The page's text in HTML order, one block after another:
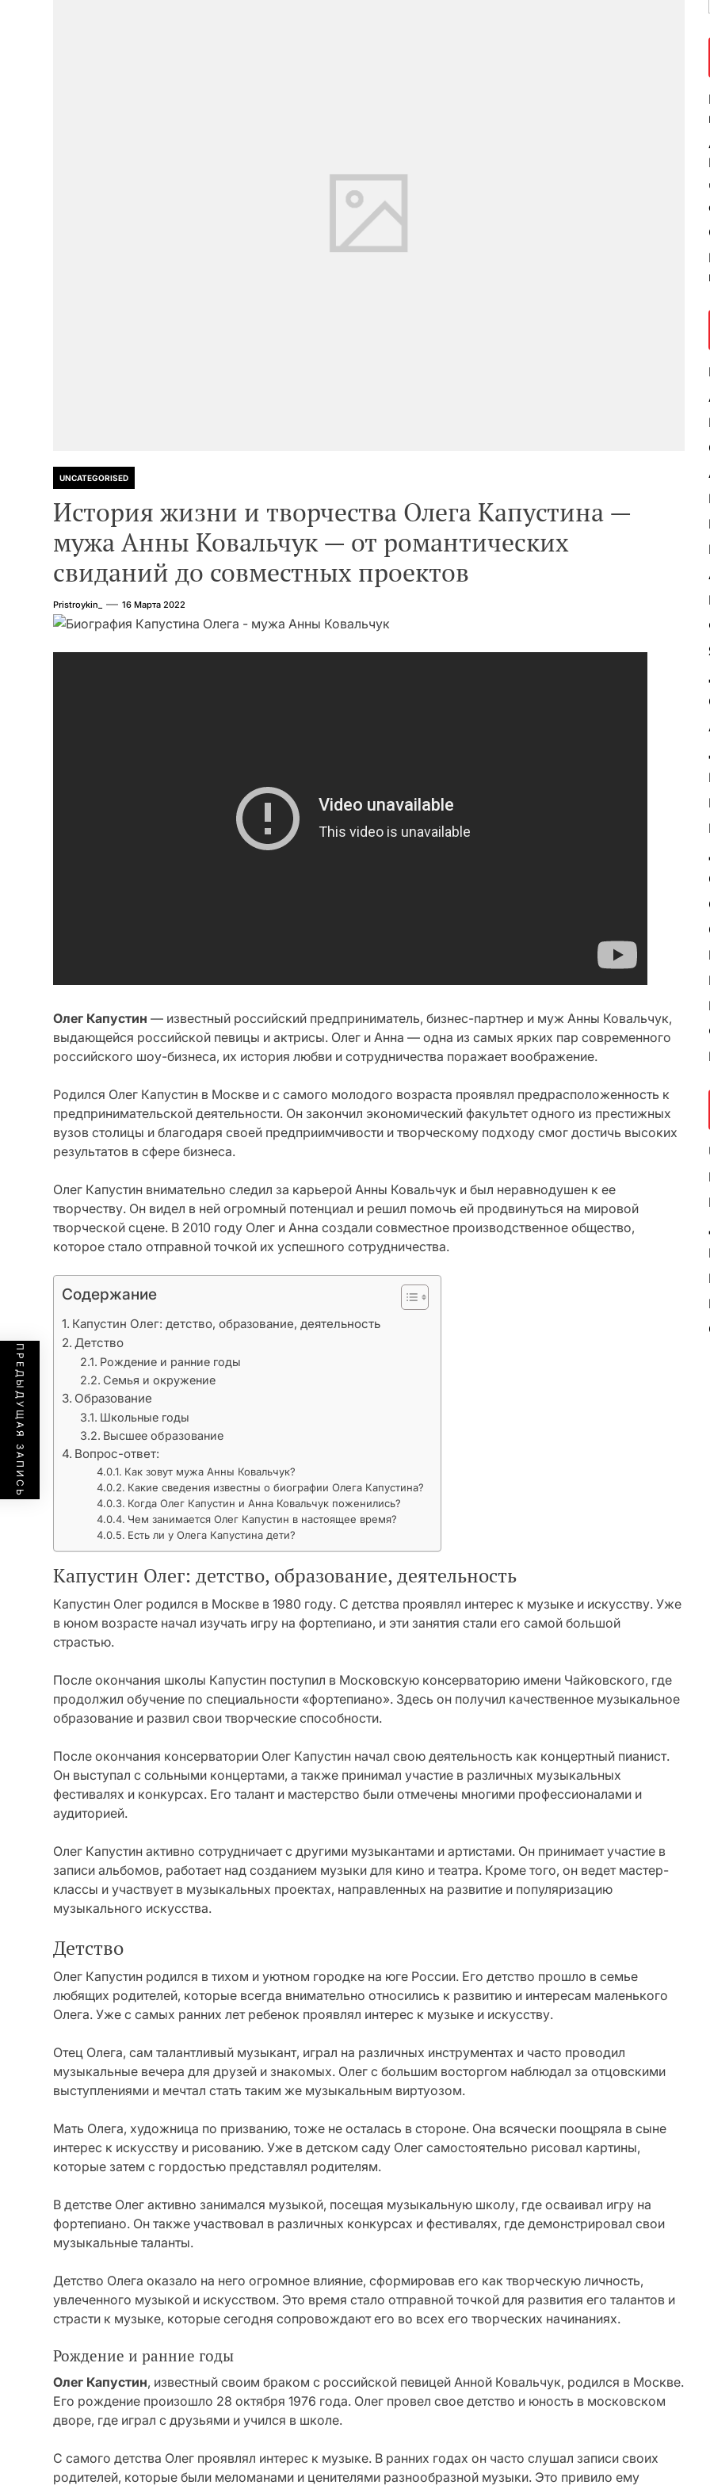
UNCATEGORISED
История жизни и творчества Олега Капустина —
мужа Анны Ковальчук — от романтических
свиданий до совместных проектов
Pristroykin_ 16 Марта 2022
Олег Капустин — известный российский предприниматель, бизнес-партнер и муж Анны Ковальчук,
выдающейся российской певицы и актрисы. Олег и Анна — одна из самых ярких пар современного
российского шоу-бизнеса, их история любви и сотрудничества поражает воображение.
Родился Олег Капустин в Москве и с самого молодого возраста проявлял предрасположенность к
предпринимательской деятельности. Он закончил экономический факультет одного из престижных
вузов столицы и благодаря своей предприимчивости и творческому подходу смог достичь высоких
результатов в сфере бизнеса.
Олег Капустин внимательно следил за карьерой Анны Ковальчук и был неравнодушен к ее
творчеству. Он видел в ней огромный потенциал и решил помочь ей продвинуться на мировой
творческой сцене. В 2010 году Олег и Анна создали совместное производственное общество,
которое стало отправной точкой их успешного сотрудничества.
Содержание
Капустин Олег: детство, образование, деятельность
Детство
Рождение и ранние годы
Семья и окружение
Образование
Школьные годы
Высшее образование
Вопрос-ответ:
Как зовут мужа Анны Ковальчук?
Какие сведения известны о биографии Олега Капустина?
Когда Олег Капустин и Анна Ковальчук поженились?
Чем занимается Олег Капустин в настоящее время?
Есть ли у Олега Капустина дети?
Капустин Олег: детство, образование, деятельность
Капустин Олег родился в Москве в 1980 году. С детства проявлял интерес к музыке и искусству. Уже
в юном возрасте начал изучать игру на фортепиано, и эти занятия стали его самой большой
страстью.
После окончания школы Капустин поступил в Московскую консерваторию имени Чайковского, где
продолжил обучение по специальности «фортепиано». Здесь он получил качественное музыкальное
образование и развил свои творческие способности.
После окончания консерватории Олег Капустин начал свою деятельность как концертный пианист.
Он выступал с сольными концертами, а также принимал участие в различных музыкальных
фестивалях и конкурсах. Его талант и мастерство были отмечены многими профессионалами и
аудиторией.
Олег Капустин активно сотрудничает с другими музыкантами и артистами. Он принимает участие в
записи альбомов, работает над созданием музыки для кино и театра. Кроме того, он ведет мастер-
классы и участвует в музыкальных проектах, направленных на развитие и популяризацию
музыкального искусства.
Детство
Олег Капустин родился в тихом и уютном городке на юге России. Его детство прошло в семье
любящих родителей, которые всегда внимательно относились к развитию и интересам маленького
Олега. Уже с самых ранних лет ребенок проявлял интерес к музыке и искусству.
Отец Олега, сам талантливый музыкант, играл на различных инструментах и часто проводил
музыкальные вечера для друзей и знакомых. Олег с большим восторгом наблюдал за отцовскими
выступлениями и мечтал стать таким же музыкальным виртуозом.
Мать Олега, художница по призванию, тоже не осталась в стороне. Она всячески поощряла в сыне
интерес к искусству и рисованию. Уже в детском саду Олег самостоятельно рисовал картины,
которые затем с гордостью представлял родителям.
В детстве Олег активно занимался музыкой, посещая музыкальную школу, где осваивал игру на
фортепиано. Он также участвовал в различных конкурсах и фестивалях, где демонстрировал свои
музыкальные таланты.
Детство Олега оказало на него огромное влияние, сформировав его как творческую личность,
увлеченного музыкой и искусством. Это время стало отправной точкой для развития его талантов и
страсти к музыке, которые сегодня сопровождают его во всех его творческих начинаниях.
Рождение и ранние годы
Олег Капустин, известный своим браком с российской певицей Анной Ковальчук, родился в Москве.
Его рождение произошло 28 октября 1976 года. Олег провел свое детство и юность в московском
дворе, где играл с друзьями и учился в школе.
С самого детства Олег проявлял интерес к музыке. В ранних годах он часто слушал записи своих
родителей, которые были меломанами и ценителями разнообразной музыки. Это привило ему
ПРЕДЫДУЩАЯ ЗАПИСЬ